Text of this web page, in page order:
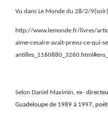
Vu dans Le Monde du 28/2/9(soir)
http://www.lemonde.fr/livres/
aime-cesaire-avait-prevu-ce-qui-
Selon Daniel Maximin, ex-
Guadeloupe de 1989 à 1997,